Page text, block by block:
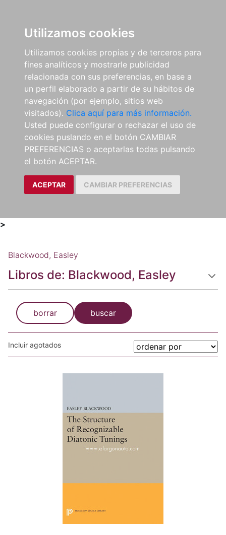
Utilizamos cookies
Utilizamos cookies propias y de terceros para
fines analíticos y mostrarle publicidad
relacionada con sus preferencias, en base a
un perfil elaborado a partir de su hábitos de
navegación (por ejemplo, sitios web
visitados). Clica aquí para más información.
Usted puede configurar o rechazar el uso de
cookies puslando en el botón CAMBIAR
PREFERENCIAS o aceptarlas todas pulsando
el botón ACEPTAR.
ACEPTAR CAMBIAR PREFERENCIAS
>
Blackwood, Easley
Libros de: Blackwood, Easley
borrar buscar
Incluir agotados